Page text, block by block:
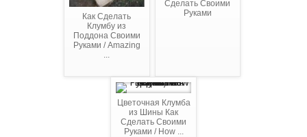
Как Сделать
Клумбу из
Поддона Своими
Руками / Amazing
...
Сделать Своими
Руками
Цветочная Клумба
из Шины Как
Сделать Своими
Руками / How ...